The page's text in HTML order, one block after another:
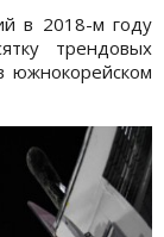
в 2018-м году
трендовых
южнокорейском